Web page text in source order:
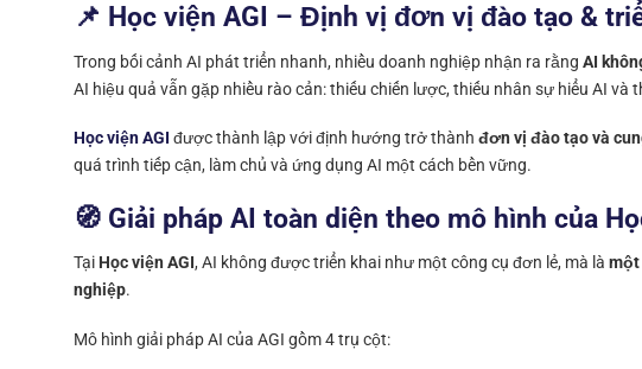
📌 Học viện AGI – Định vị đơn vị đào tạo &
Trong bối cảnh AI phát triển nhanh, nhiều doanh nghiệp nhận ra rằng AI
AI hiệu quả vẫn gặp nhiều rào cản: thiếu chiến lược, thiếu nhân sự hiểu AI và
Học viện AGI được thành lập với định hướng trở thành đơn vị đào tạo và
quá trình tiếp cận, làm chủ và ứng dụng AI một cách bền vững.
🧭 Giải pháp AI toàn diện theo mô hình của
Tại Học viện AGI, AI không được triển khai như một công cụ đơn lẻ, mà là một
nghiệp.
Mô hình giải pháp AI của AGI gồm 4 trụ cột: